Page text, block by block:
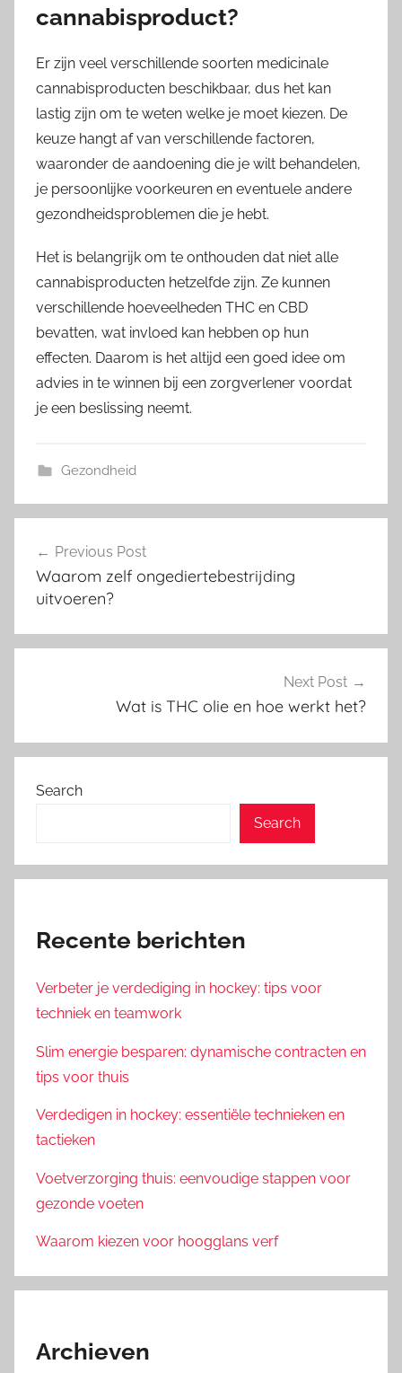
cannabisproduct?
Er zijn veel verschillende soorten medicinale
cannabisproducten beschikbaar, dus het kan
lastig zijn om te weten welke je moet kiezen. De
keuze hangt af van verschillende factoren,
waaronder de aandoening die je wilt behandelen,
je persoonlijke voorkeuren en eventuele andere
gezondheidsproblemen die je hebt.
Het is belangrijk om te onthouden dat niet alle
cannabisproducten hetzelfde zijn. Ze kunnen
verschillende hoeveelheden THC en CBD
bevatten, wat invloed kan hebben op hun
effecten. Daarom is het altijd een goed idee om
advies in te winnen bij een zorgverlener voordat
je een beslissing neemt.
Gezondheid
navigation
Previous Post
Waarom zelf ongediertebestrijding
uitvoeren?
Next Post
Wat is THC olie en hoe werkt het?
Search
Search
Recente berichten
Verbeter je verdediging in hockey: tips voor
techniek en teamwork
Slim energie besparen: dynamische contracten en
tips voor thuis
Verdedigen in hockey: essentiële technieken en
tactieken
Voetverzorging thuis: eenvoudige stappen voor
gezonde voeten
Waarom kiezen voor hoogglans verf
Archieven